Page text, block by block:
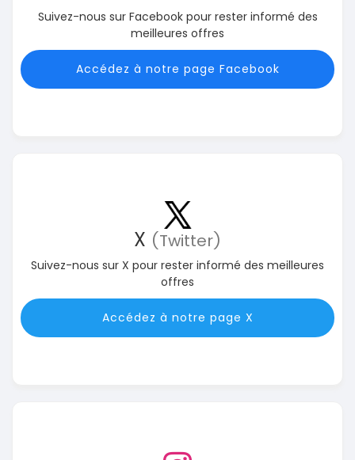
Suivez-nous sur Facebook pour rester informé des
meilleures offres
Accédez à notre page Facebook
X (Twitter)
Suivez-nous sur X pour rester informé des meilleures
offres
Accédez à notre page X